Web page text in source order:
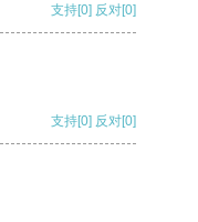
支持[0] 反对[0]
支持[0] 反对[0]